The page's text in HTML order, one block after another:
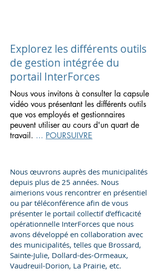
Explorez les différents outils
de gestion intégrée du
portail InterForces
Nous vous invitons à consulter la capsule
vidéo vous présentant les différents outils
que vos employés et gestionnaires
peuvent utiliser au cours d'un quart de
travail. ... POURSUIVRE
Nous œuvrons auprès des municipalités
depuis plus de 25 années. Nous
aimerions vous rencontrer en présentiel
ou par téléconférence afin de vous
présenter le portail collectif d’efficacité
opérationnelle InterForces que nous
avons développé en collaboration avec
des municipalités, telles que Brossard,
Sainte-Julie, Dollard-des-Ormeaux,
Vaudreuil-Dorion, La Prairie, etc.